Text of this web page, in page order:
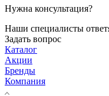
Нужна консультация?
Наши специалисты
Задать вопрос
Каталог
Акции
Бренды
Компания